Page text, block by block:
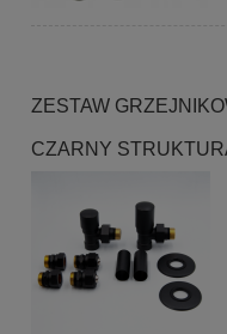
ZESTAW
CZARNY